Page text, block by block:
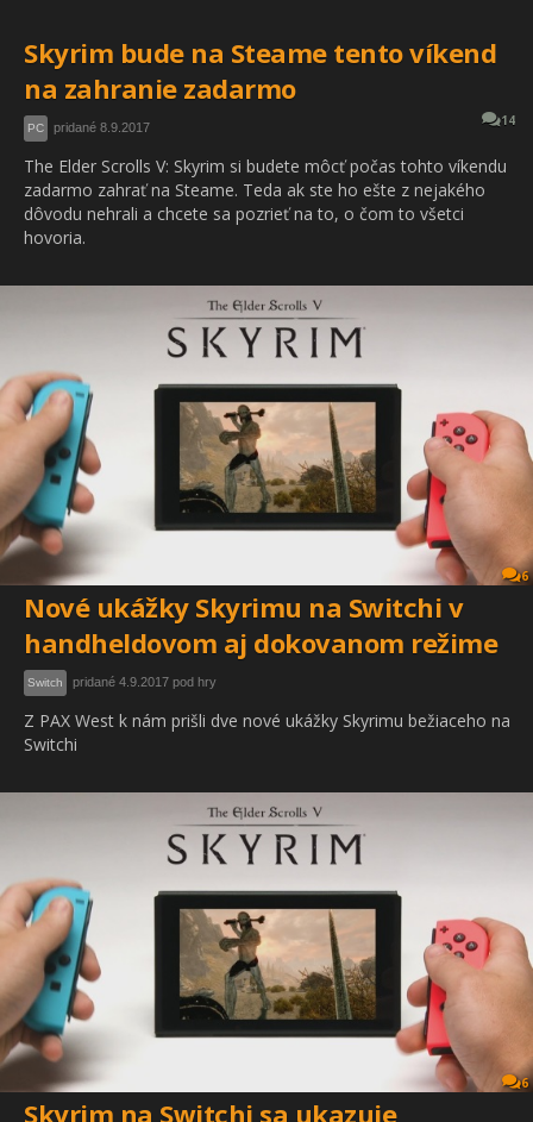
Skyrim bude na Steame tento víkend
na zahranie zadarmo
14
PC pridané 8.9.2017
The Elder Scrolls V: Skyrim si budete môcť počas tohto víkendu
zadarmo zahrať na Steame. Teda ak ste ho ešte z nejakého
dôvodu nehrali a chcete sa pozrieť na to, o čom to všetci
hovoria.
6
Nové ukážky Skyrimu na Switchi v
handheldovom aj dokovanom režime
Switch pridané 4.9.2017 pod hry
Z PAX West k nám prišli dve nové ukážky Skyrimu bežiaceho na
Switchi
6
Skyrim na Switchi sa ukazuje